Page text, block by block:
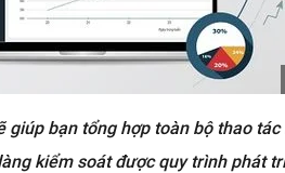
giúp bạn tổng hợp toàn bộ thao
kiểm soát được quy trình phát